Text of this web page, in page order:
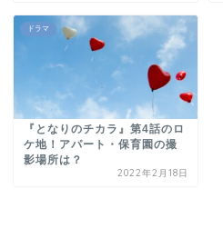
ドラマ
『となりのチカラ』第4話のロ
ケ地！アパート・保育園の撮
影場所は？
2022年2月18日